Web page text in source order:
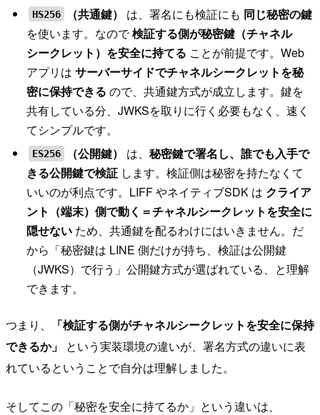
HS256 （共通鍵） は、署名にも検証にも 同じ秘密の鍵
を使います。なので検証する側が秘密鍵（チャネル
シークレット）を安全に持てる ことが前提です。Web
アプリは サーバーサイドでチャネルシークレットを秘
密に保持できる ので、共通鍵方式が成立します。鍵を
共有している分、JWKSを取りに行く必要もなく、速く
てシンプルです。
ES256 （公開鍵） は、秘密鍵で署名し、誰でも入手で
きる公開鍵で検証します。検証側は秘密を持たなくて
いいのが利点です。LIFF やネイティブSDK は クライア
ント（端末）側で動く＝チャネルシークレットを安全に
隠せないため、共通鍵を配るわけにはいきません。だ
から「秘密鍵は LINE 側だけが持ち、検証は公開鍵
（JWKS）で行う」公開鍵方式が選ばれている、と理解
できます。
つまり、
「検証する側がチャネルシークレットを安全に保持
できるか」
という実装環境の違いが、署名方式の違いに表
れているということで自分は理解しました。
そしてこの「秘密を安全に持てるか」という違いは、